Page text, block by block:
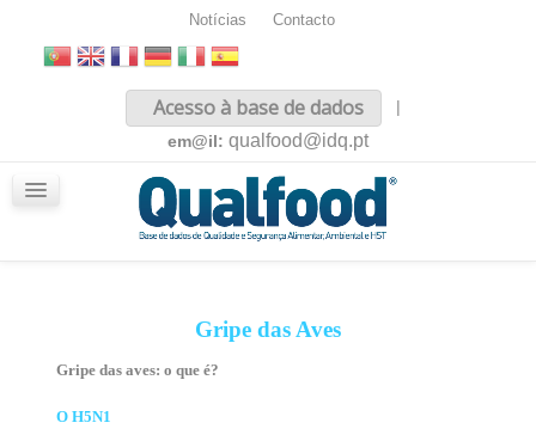
Notícias Contacto
Acesso à base de dados
|
em@il: qualfood@idq.pt
Gripe das Aves
Gripe das aves: o que é?
O H5N1